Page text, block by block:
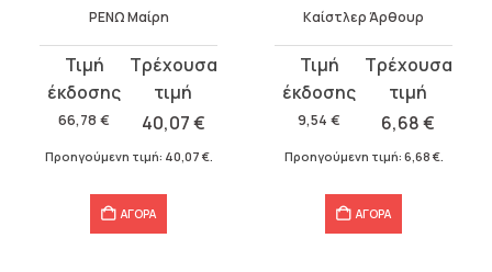
ΡΕΝΩ Μαίρη
66,78 €
Original
price
was:
66,78 €.
40,07€
τρέχουσα
τιμή
είναι:
Προηγούμενη τιμή: 40,07 €.
ΑΓΟΡΑ
Καίστλερ Άρθουρ
9,54 €
Original
price
was:
9,54 €.
6,68€
τρέχουσα
τιμή
είναι:
Προηγούμενη τιμή: 6,68 €.
ΑΓΟΡΑ